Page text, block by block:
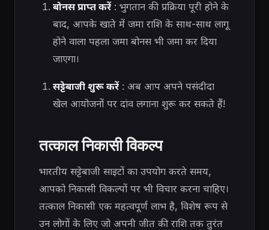
बोनस प्राप्त करें: भुगतान की प्रक्रिया पूरी होने के
बाद, आपके खाते में जमा राशि के साथ-साथ लागू
होने वाला पहला जमा बोनस भी जमा कर दिया
जाएगा।
सट्टेबाजी शुरू करें: अब आप अपने पसंदीदा
खेल आयोजनों पर दांव लगाना शुरू कर सकते हैं!
तत्काल निकासी विकल्प
भारतीय सट्टेबाजी साइटों का उपयोग करते समय,
आपको निकासी विकल्पों पर भी विचार करना चाहिए।
तत्काल निकासी एक महत्वपूर्ण लाभ है, विशेष रूप से
उन लोगों के लिए जो अपनी जीत की राशि तक तुरंत